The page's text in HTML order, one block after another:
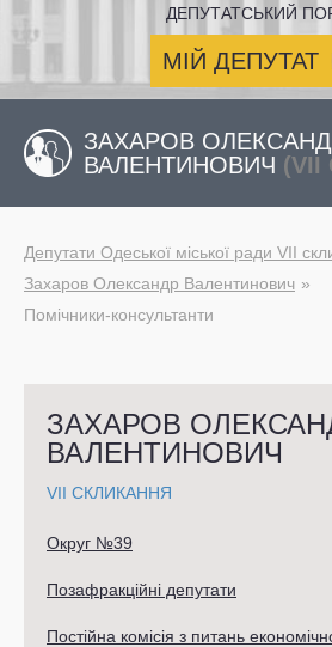
ДЕПУТАТСЬКИЙ
МІЙ ДЕПУТАТ
ЗАХАРОВ
ВАЛЕНТИНОВИЧ
Депутати Одеської міської ради VII
Захаров Олександр Валентинович
Помічники-консультанти
ЗАХАРОВ
ВАЛЕНТИНОВИЧ
VII СКЛИКАННЯ
Округ №39
Позафракційні депутати
Постійна комісія з питань